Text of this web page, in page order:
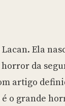
Ela
da
artigo
o grande